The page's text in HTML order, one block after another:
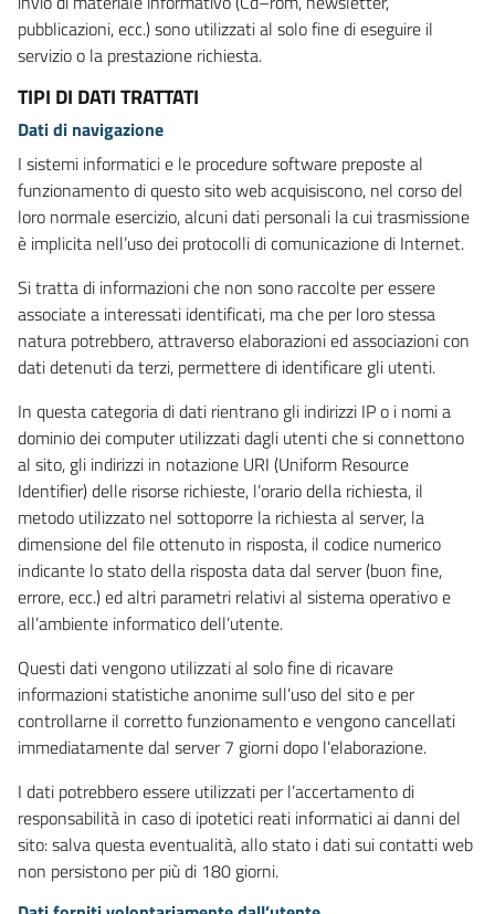
pubblicazioni, ecc.) sono utilizzati al solo fine di eseguire il
servizio o la prestazione richiesta.
TIPI DI DATI TRATTATI
Dati di navigazione
I sistemi informatici e le procedure software preposte al
funzionamento di questo sito web acquisiscono, nel corso del
loro normale esercizio, alcuni dati personali la cui trasmissione
è implicita nell’uso dei protocolli di comunicazione di Internet.
Si tratta di informazioni che non sono raccolte per essere
associate a interessati identificati, ma che per loro stessa
natura potrebbero, attraverso elaborazioni ed associazioni con
dati detenuti da terzi, permettere di identificare gli utenti.
In questa categoria di dati rientrano gli indirizzi IP o i nomi a
dominio dei computer utilizzati dagli utenti che si connettono
al sito, gli indirizzi in notazione URI (Uniform Resource
Identifier) delle risorse richieste, l’orario della richiesta, il
metodo utilizzato nel sottoporre la richiesta al server, la
dimensione del file ottenuto in risposta, il codice numerico
indicante lo stato della risposta data dal server (buon fine,
errore, ecc.) ed altri parametri relativi al sistema operativo e
all’ambiente informatico dell’utente.
Questi dati vengono utilizzati al solo fine di ricavare
informazioni statistiche anonime sull’uso del sito e per
controllarne il corretto funzionamento e vengono cancellati
immediatamente dal server 7 giorni dopo l’elaborazione.
I dati potrebbero essere utilizzati per l’accertamento di
responsabilità in caso di ipotetici reati informatici ai danni del
sito: salva questa eventualità, allo stato i dati sui contatti web
non persistono per più di 180 giorni.